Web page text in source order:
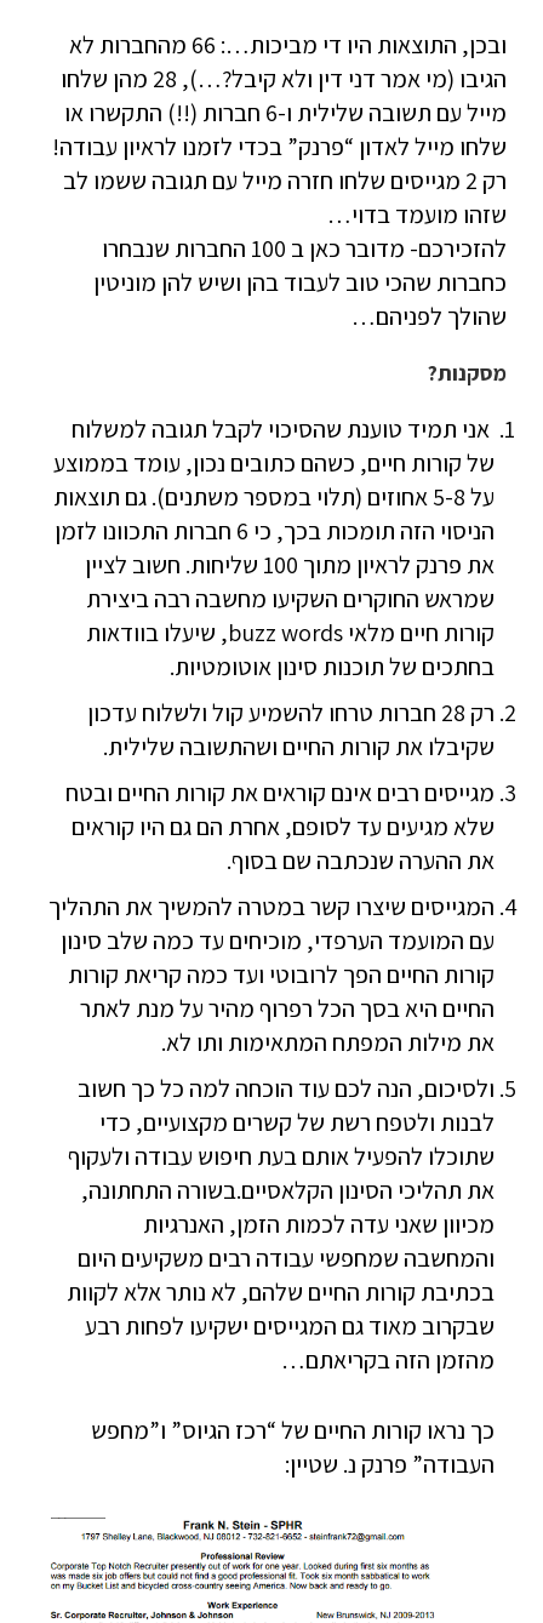
ובכן, התוצאות היו די מביכות…: 66 מהחברות לא
הגיבו (מי אמר דני דין ולא קיבל?…), 28 מהן שלחו
מייל עם תשובה שלילית ו-6 חברות (!!) התקשרו או
שלחו מייל לאדון “פרנק” בכדי לזמנו לראיון עבודה!
רק 2 מגייסים שלחו חזרה מייל עם תגובה ששמו לב
שזהו מועמד בדוי…
להזכירכם- מדובר כאן ב 100 החברות שנבחרו
כחברות שהכי טוב לעבוד בהן ושיש להן מוניטין
שהולך לפניהם…
מסקנות?
אני תמיד טוענת שהסיכוי לקבל תגובה למשלוח
של קורות חיים, כשהם כתובים נכון, עומד בממוצע
על 5-8 אחוזים (תלוי במספר משתנים). גם תוצאות
הניסוי הזה תומכות בכך, כי 6 חברות התכוונו לזמן
את פרנק לראיון מתוך 100 שליחות. חשוב לציין
שמראש החוקרים השקיעו מחשבה רבה ביצירת
קורות חיים מלאי buzz words, שיעלו בוודאות
בחתכים של תוכנות סינון אוטומטיות.
רק 28 חברות טרחו להשמיע קול ולשלוח עדכון
שקיבלו את קורות החיים ושהתשובה שלילית.
מגייסים רבים אינם קוראים את קורות החיים ובטח
שלא מגיעים עד לסופם, אחרת הם גם היו קוראים
את ההערה שנכתבה שם בסוף.
המגייסים שיצרו קשר במטרה להמשיך את התהליך
עם המועמד הערפדי, מוכיחים עד כמה שלב סינון
קורות החיים הפך לרובוטי ועד כמה קריאת קורות
החיים היא בסך הכל רפרוף מהיר על מנת לאתר
את מילות המפתח המתאימות ותו לא.
ולסיכום, הנה לכם עוד הוכחה למה כל כך חשוב
לבנות ולטפח רשת של קשרים מקצועיים, כדי
שתוכלו להפעיל אותם בעת חיפוש עבודה ולעקוף
את תהליכי הסינון הקלאסיים.בשורה התחתונה,
מכיוון שאני עדה לכמות הזמן, האנרגיות
והמחשבה שמחפשי עבודה רבים משקיעים היום
בכתיבת קורות החיים שלהם, לא נותר אלא לקוות
שבקרוב מאוד גם המגייסים ישקיעו לפחות רבע
מהזמן הזה בקריאתם…
כך נראו קורות החיים של “רכז הגיוס” ו”מחפש
העבודה” פרנק נ. שטיין: